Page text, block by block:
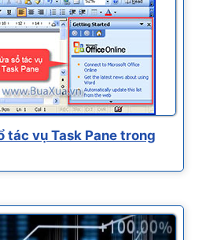
tác vụ Task Pane trong